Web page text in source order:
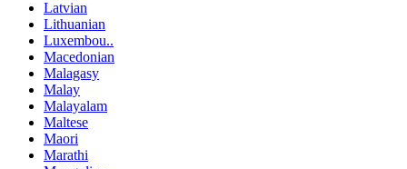
Latvian
Lithuanian
Luxembou..
Macedonian
Malagasy
Malay
Malayalam
Maltese
Maori
Marathi